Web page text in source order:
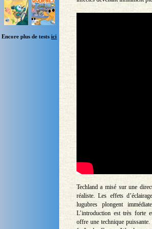
Encore plus de testsici
Techland a misé sur une
réaliste. Les effets
lugubres plongent
L’introduction est très forte
offre une technique